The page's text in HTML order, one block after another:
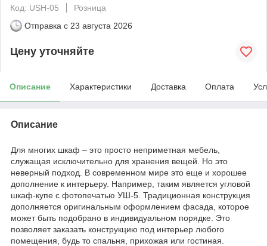
Код: USH-05
Розница
Отправка с 23 августа 2026
Цену уточняйте
Описание Характеристики Доставка Оплата
Описание
Для многих шкаф – это просто неприметная мебель,
служащая исключительно для хранения вещей. Но это
неверный подход. В современном мире это еще и хорошее
дополнение к интерьеру. Например, таким является угловой
шкаф-купе с фотопечатью УШ-5. Традиционная конструкция
дополняется оригинальным оформлением фасада, которое
может быть подобрано в индивидуальном порядке. Это
позволяет заказать конструкцию под интерьер любого
помещения, будь то спальня, прихожая или гостиная.